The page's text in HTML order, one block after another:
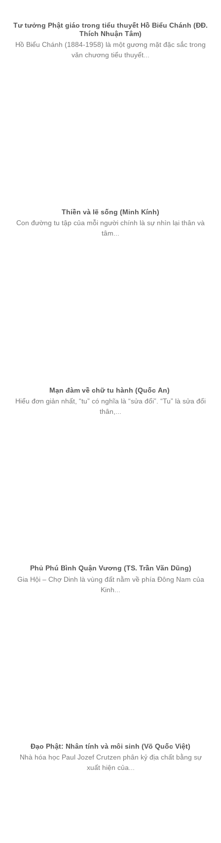
Tư tưởng Phật giáo trong tiểu thuyết Hồ Biểu Chánh (ĐĐ.
Thích Nhuận Tâm)
Hồ Biểu Chánh (1884-1958) là một gương mặt đặc sắc trong
văn chương tiểu thuyết...
Thiền và lẽ sống (Minh Kính)
Con đường tu tập của mỗi người chính là sự nhìn lại thân và
tâm...
Mạn đàm về chữ tu hành (Quốc An)
Hiểu đơn giản nhất, “tu” có nghĩa là “sửa đổi”. “Tu” là sửa đổi
thân,...
Phủ Phú Bình Quận Vương (TS. Trần Văn Dũng)
Gia Hội – Chợ Dinh là vùng đất nằm về phía Đông Nam của
Kinh...
Đạo Phật: Nhân tính và môi sinh (Võ Quốc Việt)
Nhà hóa học Paul Jozef Crutzen phân kỷ địa chất bằng sự
xuất hiện của...